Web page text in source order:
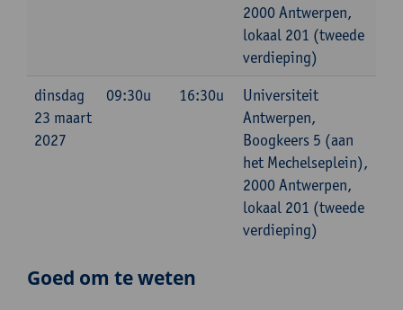
2000 Antwerpen,
lokaal 201 (tweede
verdieping)
dinsdag
23 maart
2027
09:30u 16:30u
Universiteit
Antwerpen,
Boogkeers 5 (aan
het Mechelseplein),
2000 Antwerpen,
lokaal 201 (tweede
verdieping)
Goed om te weten